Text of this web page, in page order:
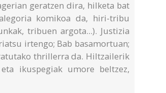
geratzen dira, hilketa bat
komikoa da, hiri-tribu
tribuen argota...). Justizia
irtengo; Bab basamortuan;
thrillerra da. Hiltzailerik
ikuspegiak umore beltzez,